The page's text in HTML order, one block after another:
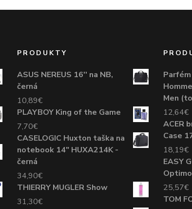
PRODUKTY
ASUS NEREUS 16'' na NB,
černá
10,89€
PLAYBOY King of the Game
7,70€
CASELOGIC Huxton taška na
notebook 14" HUXA214K -
černá
34,90€
THIERRY MUGLER Show
31,30€
Men
12,64€
ACER
Case
18,19€
EASY
25,57€
TOM